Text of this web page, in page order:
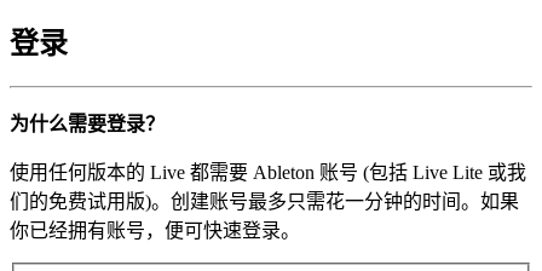
登录
为什么需要登录？
使用任何版本的 Live 都需要 Ableton 账号 (包括 Live Lite 或我
们的免费试用版)。创建账号最多只需花一分钟的时间。如果
你已经拥有账号，便可快速登录。